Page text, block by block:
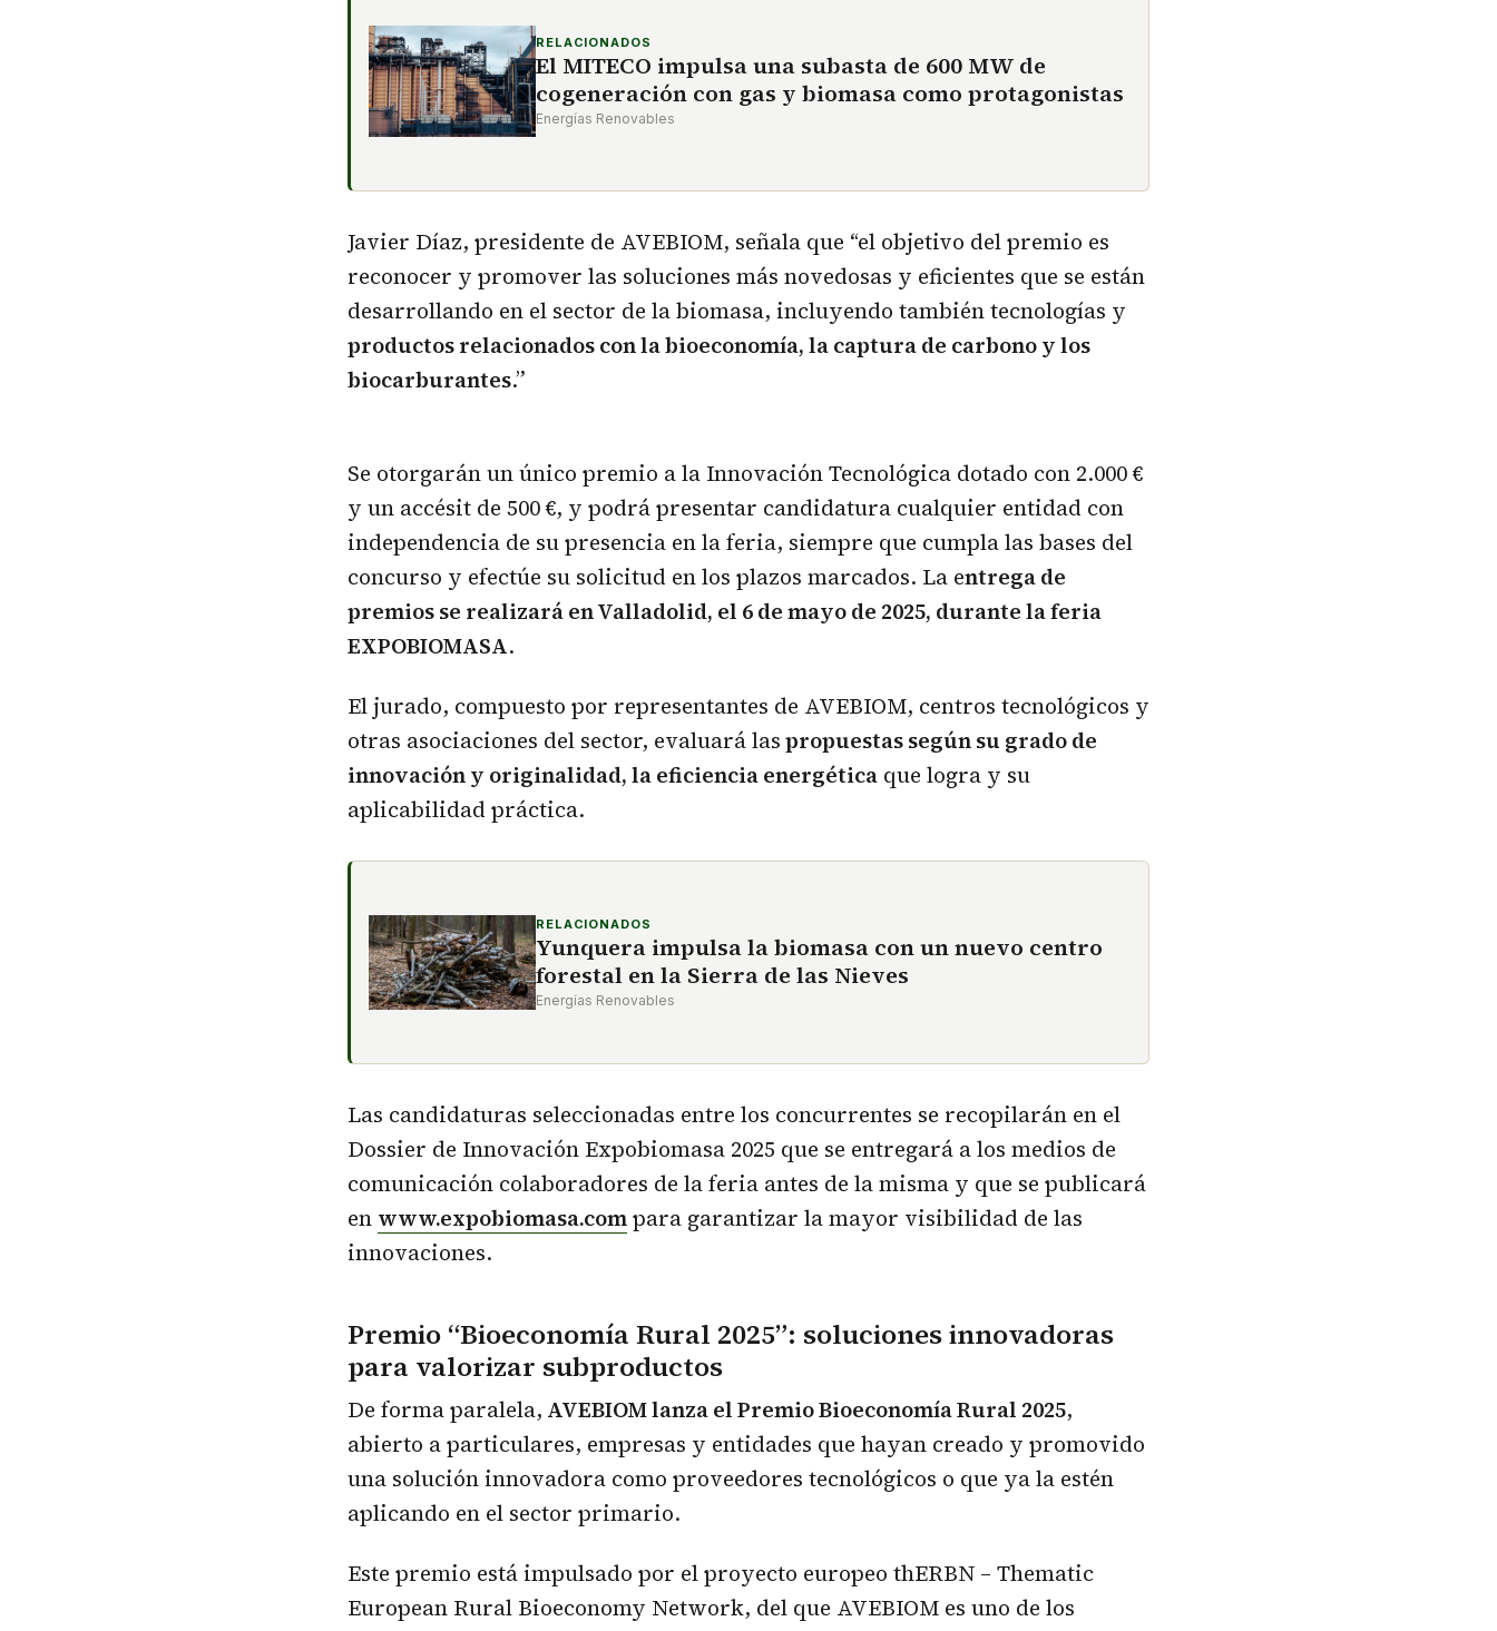
RELACIONADOS
El MITECO impulsa una subasta de 600 MW de
cogeneración con gas y biomasa como protagonistas
Energías Renovables
Javier Díaz, presidente de AVEBIOM, señala que “el objetivo del premio es
reconocer y promover las soluciones más novedosas y eficientes que se están
desarrollando en el sector de la biomasa, incluyendo también tecnologías y
productos relacionados con la bioeconomía, la captura de carbono y los
biocarburantes.”
Se otorgarán unúnico premio a la Innovación Tecnológica dotado con 2.000 €
y un accésit de 500 €, y podrá presentar candidatura cualquier entidad con
independencia de su presencia en la feria, siempre que cumplalas bases del
concurso y efectúe su solicitud en los plazos marcados. La entrega de
premios se realizará en Valladolid, el 6 de mayo de 2025, durante la feria
EXPOBIOMASA.
El jurado, compuesto por representantes de AVEBIOM, centros tecnológicos y
otras asociaciones del sector, evaluará laspropuestas según su grado de
innovación y originalidad, la eficiencia energética que logra y su
aplicabilidad práctica.
RELACIONADOS
Yunquera impulsa la biomasa con un nuevo centro
forestal en la Sierra de las Nieves
Energías Renovables
Las candidaturas seleccionadas entre los concurrentes se recopilarán en el
Dossier de Innovación Expobiomasa 2025 que se entregará a los medios de
comunicación colaboradores de la feria antes de la misma y que se publicará
en www.expobiomasa.compara garantizar la mayor visibilidad de las
innovaciones.
Premio “Bioeconomía Rural 2025”: soluciones innovadoras
para valorizar subproductos
De forma paralela, AVEBIOM lanza elPremio Bioeconomía Rural 2025,
abierto a particulares, empresas y entidades que hayan creado y promovido
una solución innovadora como proveedores tecnológicos o que ya la estén
aplicando en el sector primario.
Este premio está impulsado por el proyecto europeo thERBN – Thematic
European Rural Bioeconomy Network, del que AVEBIOM es uno de los